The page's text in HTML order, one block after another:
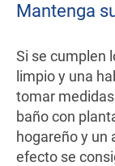
Mantenga
Si se cumplen
limpio y una
tomar
baño con
hogareño y un
efecto se